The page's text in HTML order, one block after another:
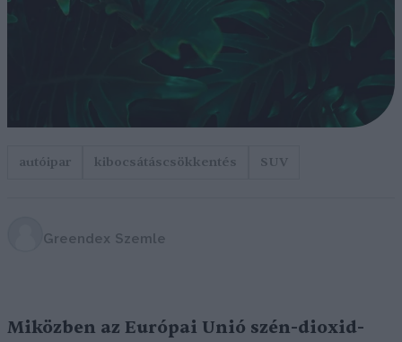
autóipar kibocsátáscsökkentés SUV
Greendex Szemle
Miközben az Európai Unió szén-dioxid-